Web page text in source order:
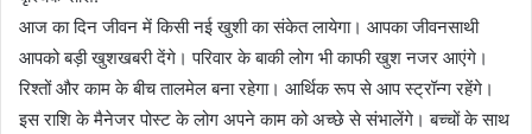
आज का दिन जीवन में किसी नई खुशी का संकेत लायेगा। आपका जीवनसाथी
आपको बड़ी खुशखबरी देंगे। परिवार के बाकी लोग भी काफी खुश नजर आएंगे।
रिश्तों और काम के बीच तालमेल बना रहेगा। आर्थिक रूप से आप स्ट्रॉन्ग रहेंगे।
इस राशि के मैनेजर पोस्ट के लोग अपने काम को अच्छे से संभालेंगे। बच्चों के साथ